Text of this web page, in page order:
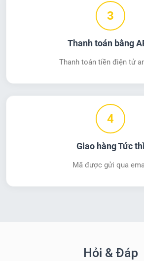
3
Thanh toán bằng
Thanh toán tiền điện tử
4
Giao hàng Tức thì
Mã được gửi qua
Hỏi & Đáp